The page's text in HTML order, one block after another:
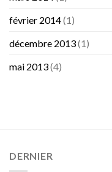
février 2014(1)
décembre 2013(1)
mai 2013(4)
DERNIER